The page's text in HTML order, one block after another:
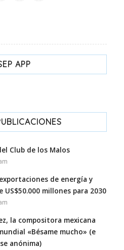
APP
Club de los Malos
de energía y
US$50.000 millones para 2030
la compositora mexicana
«Bésame mucho» (e
anónima)